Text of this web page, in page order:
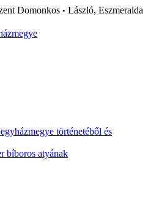
Domonkos • László, Eszmeralda
történetéből és
bíboros atyának